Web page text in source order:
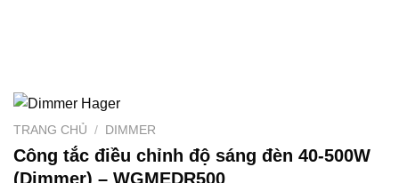
TRANG CHỦ / DIMMER
Công tắc điều chỉnh độ sáng đèn 40-500W
(Dimmer) – WGMEDR500